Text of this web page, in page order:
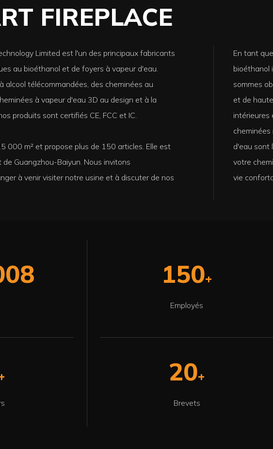
FIREPLACE
Limited est l'un des principaux fabricants
au bioéthanol et de foyers à vapeur d'eau.
alcool télécommandées, des cheminées au
à vapeur d'eau 3D au design et à la
produits sont certifiés CE, FCC et IC.
000 m² et propose plus de 150 articles. Elle est
Guangzhou-Baiyun. Nous invitons
à venir visiter notre usine et à discuter de nos
En tant
bioéthanol
sommes
et de
intérieures
d'eau sont
votre
vie
150+
Employés
20+
Brevets